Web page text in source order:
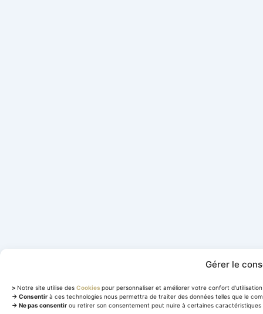
Gérer le
> Notre site utilise des Cookies pour personnaliser et améliorer votre confort d'utilisation
→ Consentir à ces technologies nous permettra de traiter des données telles que le
→ Ne pas consentir ou retirer son consentement peut nuire à certaines